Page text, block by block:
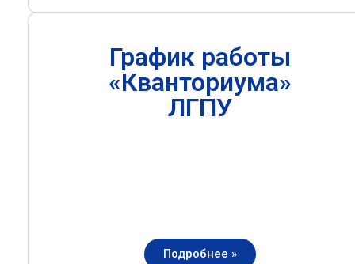
График работы
«Кванториума»
ЛГПУ
Подробнее »